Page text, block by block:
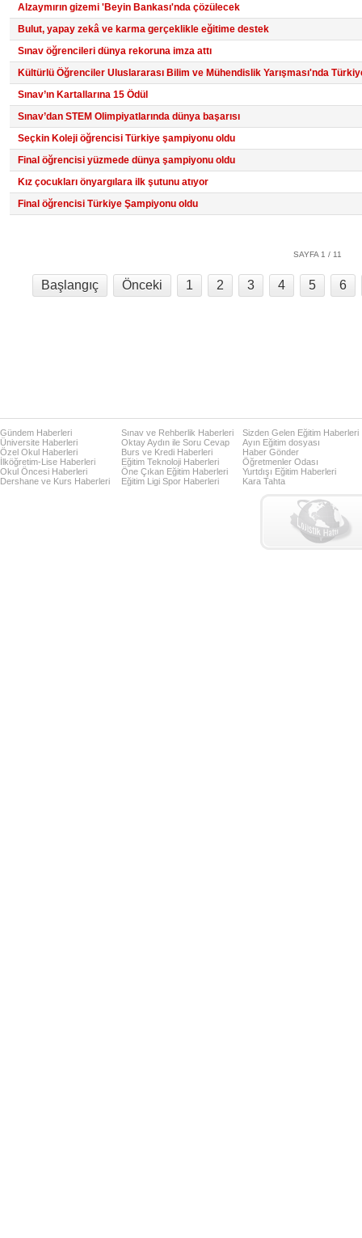
Alzaymırın gizemi 'Beyin Bankası'nda çözülecek
Bulut, yapay zekâ ve karma gerçeklikle eğitime destek
Sınav öğrencileri dünya rekoruna imza attı
Kültürlü Öğrenciler Uluslararası Bilim ve Mühendislik Yarışması'nda
Sınav’ın Kartallarına 15 Ödül
Sınav’dan STEM Olimpiyatlarında dünya başarısı
Seçkin Koleji öğrencisi Türkiye şampiyonu oldu
Final öğrencisi yüzmede dünya şampiyonu oldu
Kız çocukları önyargılara ilk şutunu atıyor
Final öğrencisi Türkiye Şampiyonu oldu
SAYFA 1 / 11
Başlangıç Önceki 1 2 3 4 5 6
Gündem Haberleri
Üniversite Haberleri
Özel Okul Haberleri
İlköğretim-Lise Haberleri
Okul Öncesi Haberleri
Dershane ve Kurs Haberleri
Sınav ve Rehberlik Haberleri
Oktay Aydın ile Soru Cevap
Burs ve Kredi Haberleri
Eğitim Teknoloji Haberleri
Öne Çıkan Eğitim Haberleri
Eğitim Ligi Spor Haberleri
Sizden Gelen Eğitim Haberleri
Ayın Eğitim dosyası
Haber Gönder
Öğretmenler Odası
Yurtdışı Eğitim Haberleri
Kara Tahta